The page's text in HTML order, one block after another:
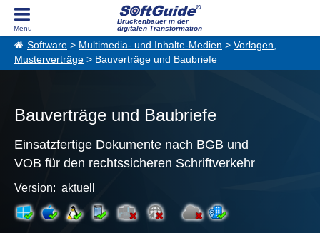
Brückenbauer in der
digitalen Transformation
Software > Multimedia- und Inhalte-Medien > Vorlagen,
Musterverträge > Bauverträge und Baubriefe
Bauverträge und Baubriefe
Einsatzfertige Dokumente nach BGB und
VOB für den rechtssicheren Schriftverkehr
Version: aktuell